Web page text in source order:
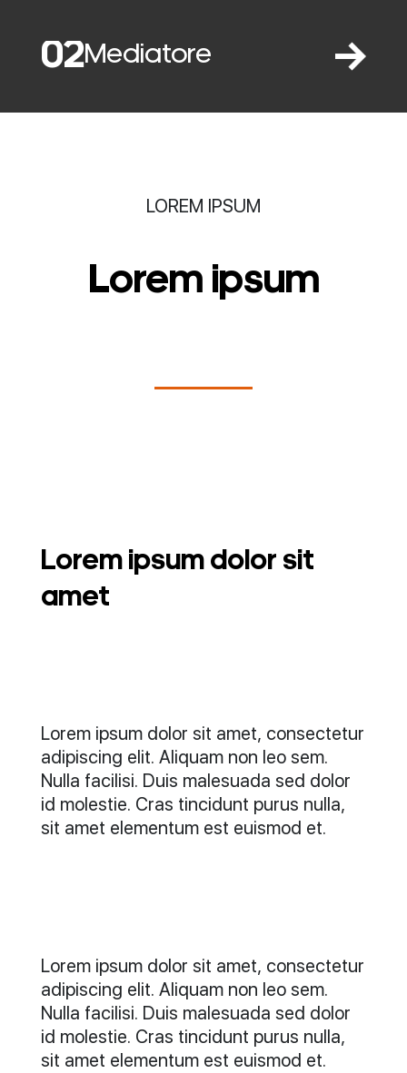
02Mediatore
LOREM IPSUM
Lorem ipsum
Lorem ipsum dolor sit
amet
Lorem ipsum dolor sit amet, consectetur
adipiscing elit. Aliquam non leo sem.
Nulla facilisi. Duis malesuada sed dolor
id molestie. Cras tincidunt purus nulla,
sit amet elementum est euismod et.
Lorem ipsum dolor sit amet, consectetur
adipiscing elit. Aliquam non leo sem.
Nulla facilisi. Duis malesuada sed dolor
id molestie. Cras tincidunt purus nulla,
sit amet elementum est euismod et.